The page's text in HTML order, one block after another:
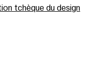
tchèque du design